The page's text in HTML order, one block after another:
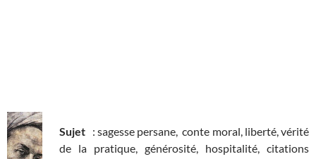
Sujet : sagesse persane, conte moral, liberté, vérité
de la pratique, générosité, hospitalité, citations